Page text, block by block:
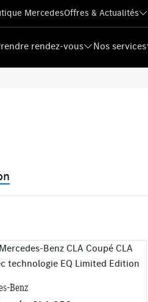
MercedesOffres & Actualités
rendez-vous Nos services
Benz